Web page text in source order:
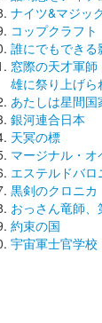
ナイツ&マジッ
コップクラフト
誰にでもでき
窓際の天才軍
雄に祭り上げら
あたしは星間
銀河連合日本
天冥の標
マージナル・オ
エステルドバロ
黒剣のクロニカ
おっさん竜師、
約束の国
宇宙軍士官学校